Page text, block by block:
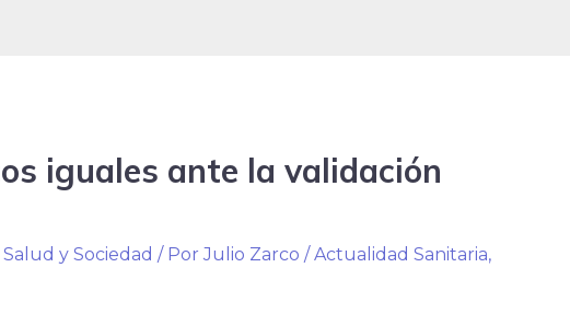
iguales ante la validación
Salud y Sociedad / PorJulio Zarco /Actualidad Sanitaria,